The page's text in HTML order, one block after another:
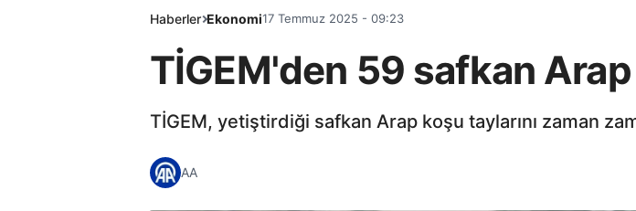
Haberler Ekonomi17 Temmuz 2025 - 09:23
TİGEM'den 59 safkan Arap
TİGEM, yetiştirdiği safkan Arap koşu taylarını zaman
AA